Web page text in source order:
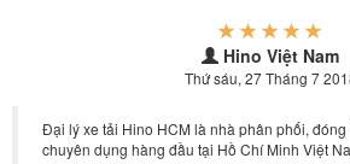
Hino Việt Nam
Thứ sáu, 27 Tháng 7
Đại lý xe tải Hino HCM là nhà phân phối, đóng
chuyên dụng hàng đầu tại Hồ Chí Minh Việt